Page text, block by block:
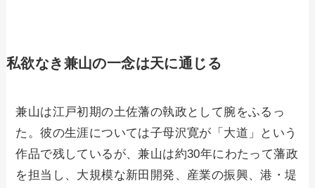
私欲なき兼山の一念は天に通じる
兼山は江戸初期の土佐藩の執政として腕をふるっ
た。彼の生涯については子母沢寛が「大道」という
作品で残しているが、兼山は約30年にわたって藩政
を担当し、大規模な新田開発、産業の振興、港・堤